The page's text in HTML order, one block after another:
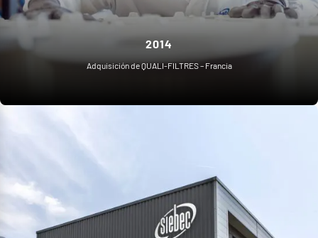
2014
Adquisición de QUALI-FILTRES – Francia